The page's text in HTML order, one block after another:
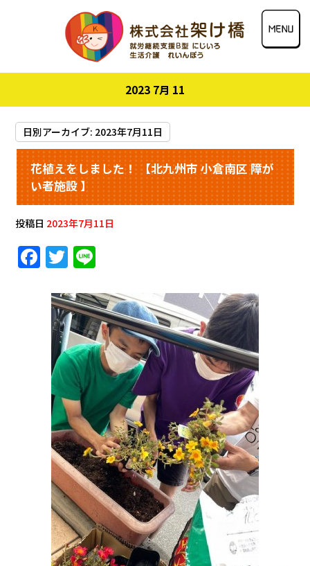
2023 7月 11
日別アーカイブ: 2023年7月11日
花植えをしました！ 【北九州市 小倉南区 障が
い者施設 】
投稿日 2023年7月11日
F
a
c
e
b
o
o
k
T
w
it
te
r
e